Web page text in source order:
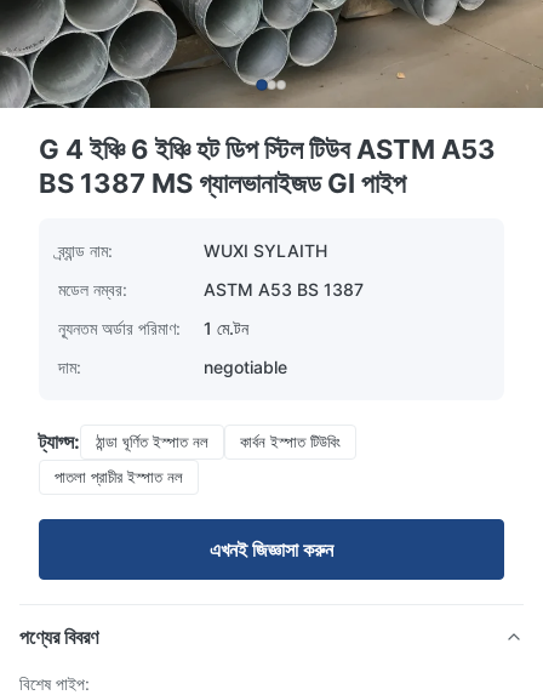
G 4 ইঞ্চি 6 ইঞ্চি হট ডিপ স্টিল টিউব ASTM A53
BS 1387 MS গ্যালভানাইজড GI পাইপ
ব্র্যান্ড নাম:
WUXI SYLAITH
মডেল নম্বর:
ASTM A53 BS 1387
ন্যূনতম অর্ডার পরিমাণ:
1 মে.টন
দাম:
negotiable
ট্যাগ্স: ঠান্ডা ঘূর্ণিত ইস্পাত নল
কার্বন ইস্পাত টিউবিং
পাতলা প্রাচীর ইস্পাত নল
এখনই জিজ্ঞাসা করুন
পণ্যের বিবরণ
বিশেষ পাইপ: